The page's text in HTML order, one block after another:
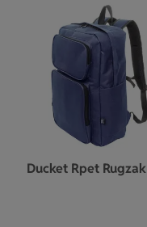
Ducket Rpet Rugzak